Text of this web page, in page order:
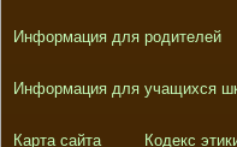
Информация для родителей
Информация для учащихся
Карта сайта Кодекс